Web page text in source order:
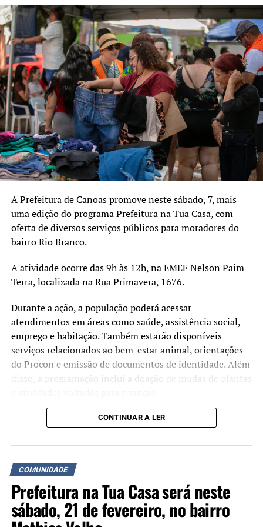
RIO GRANDE DO SUL
RS
A SEGUIR UP
Senador Hamilton Mourão destina R$ 3,5 milhões para
saúde em Canoas
NÃO SE ESQUEÇA
Inscrições para Programa Auxílio Canoense Reconstrução
encerram sexta, 21
A Prefeitura de Canoas promove neste sábado, 7, mais
uma edição do programa Prefeitura na Tua Casa, com
oferta de diversos serviços públicos para moradores do
bairro Rio Branco.
A atividade ocorre das 9h às 12h, na EMEF Nelson Paim
Terra, localizada na Rua Primavera, 1676.
Durante a ação, a população poderá acessar
atendimentos em áreas como saúde, assistência social,
emprego e habitação. Também estarão disponíveis
serviços relacionados ao bem-estar animal, orientações
do Procon e emissão de documentos de identidade. Além
disso, a programação inclui a doação de mudas de plantas
A iniciativa busca aproximar os serviços da
acesso da população a atendimentos públicos. De acordo
com a prefeitura, o evento será cancelado em caso de
chuva.
CONTINUAR A LER
COMUNIDADE
Prefeitura na Tua Casa será neste
sábado, 21 de fevereiro, no bairro